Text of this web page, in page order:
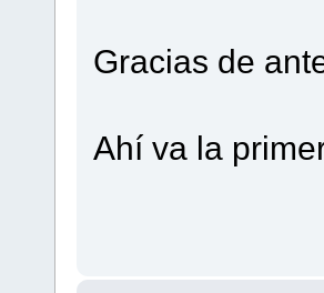
Gracias de
Ahí va la